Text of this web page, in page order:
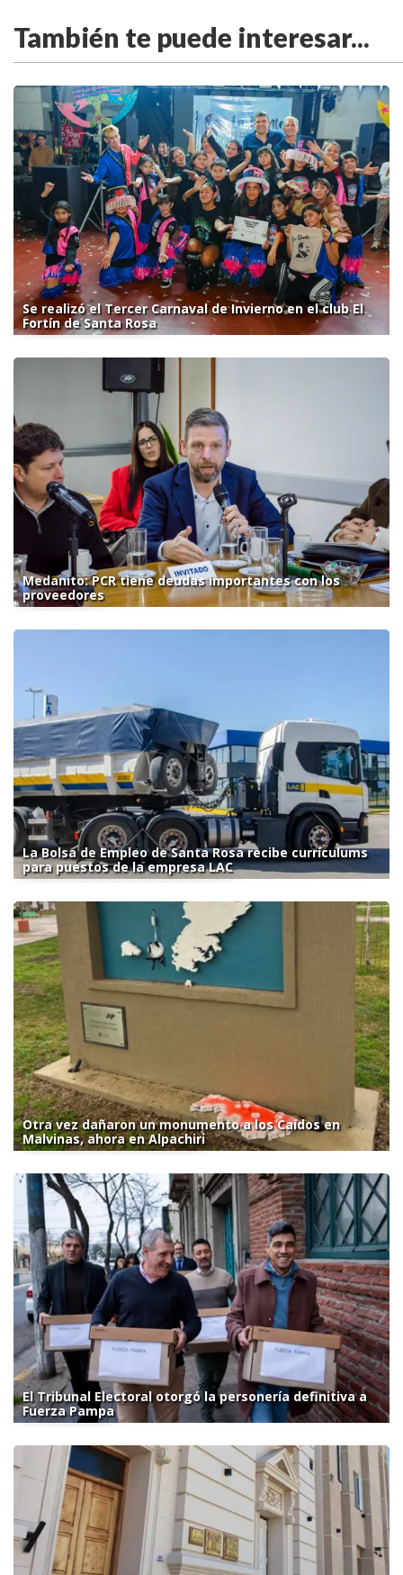
También te puede interesar...
Se realizó el Tercer Carnaval de Invierno en el club El
Fortín de Santa Rosa
Medanito: PCR tiene deudas importantes con los
proveedores
La Bolsa de Empleo de Santa Rosa recibe currículums
para puestos de la empresa LAC
Otra vez dañaron un monumento a los Caídos en
Malvinas, ahora en Alpachiri
El Tribunal Electoral otorgó la personería definitiva a
Fuerza Pampa